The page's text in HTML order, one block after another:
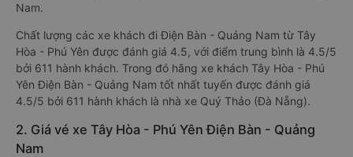
Nam.
Chất lượng các xe khách đi Điện Bàn - Quảng Nam từ Tây
Hòa - Phú Yên được đánh giá 4.5, với điểm trung bình là 4.5/5
bởi 611 hành khách. Trong đó hãng xe khách Tây Hòa - Phú
Yên Điện Bàn - Quảng Nam tốt nhất tuyến được đánh giá
4.5/5 bởi 611 hành khách là nhà xe Quý Thảo (Đà Nẵng).
2. Giá vé xe Tây Hòa - Phú Yên Điện Bàn - Quảng
Nam